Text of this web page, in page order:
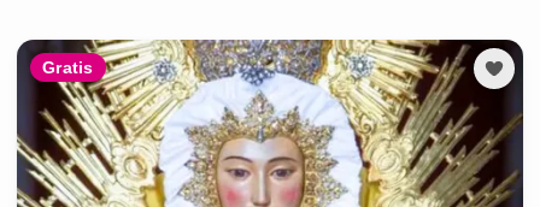
Gratis